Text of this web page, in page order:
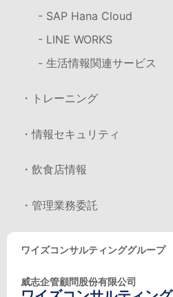
- SAP Hana Cloud
- LINE WORKS
- 生活情報関連サービス
・トレーニング
・情報セキュリティ
・飲食店情報
・管理業務委託
ワイズコンサルティンググループ
威志企管顧問股份有限公司